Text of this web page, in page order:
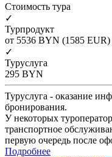
Cтоимость тура
✓
Турпродукт
от 5536 BYN (1585 EUR)
✓
Туруслуга
295 BYN
Туруслуга - оказание
бронирования.
У некоторых
транспортное
первую очередь после
Подробнее